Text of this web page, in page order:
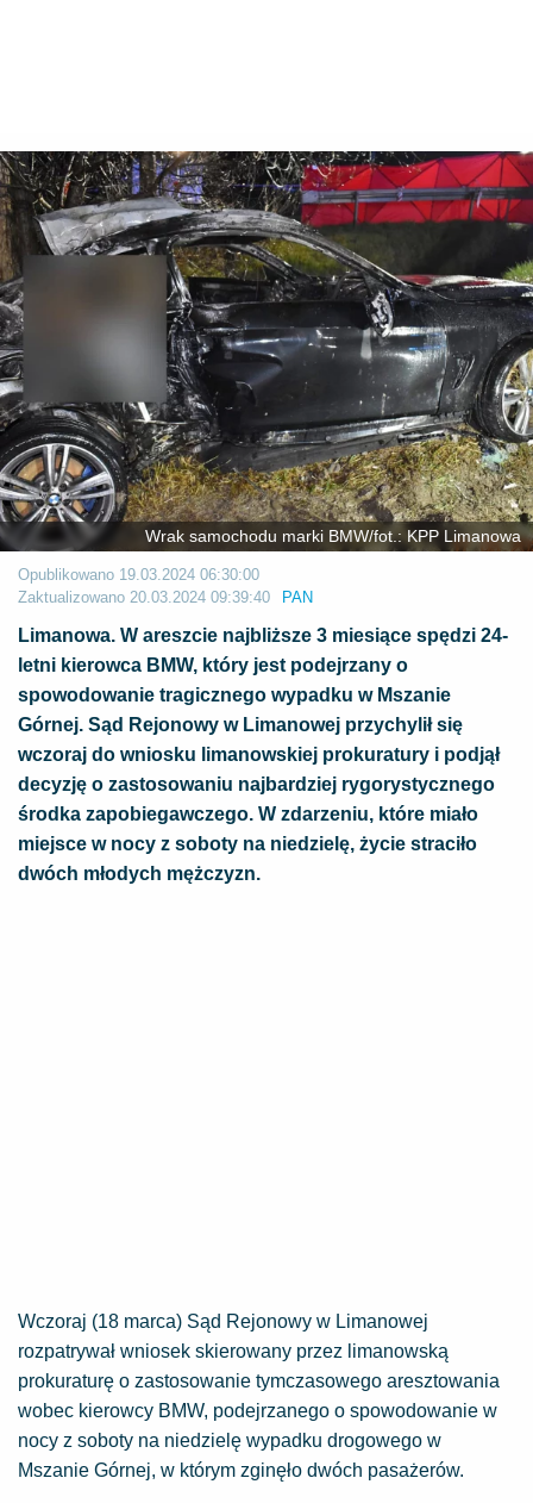
Wrak samochodu marki BMW/fot.: KPP Limanowa
Opublikowano 19.03.2024 06:30:00
Zaktualizowano 20.03.2024 09:39:40 PAN
Limanowa. W areszcie najbliższe 3 miesiące spędzi 24-
letni kierowca BMW, który jest podejrzany o
spowodowanie tragicznego wypadku w Mszanie
Górnej. Sąd Rejonowy w Limanowej przychylił się
wczoraj do wniosku limanowskiej prokuratury i podjął
decyzję o zastosowaniu najbardziej rygorystycznego
środka zapobiegawczego. W zdarzeniu, które miało
miejsce w nocy z soboty na niedzielę, życie straciło
dwóch młodych mężczyzn.
Wczoraj (18 marca) Sąd Rejonowy w Limanowej
rozpatrywał wniosek skierowany przez limanowską
prokuraturę o zastosowanie tymczasowego aresztowania
wobec kierowcy BMW, podejrzanego o spowodowanie w
nocy z soboty na niedzielę wypadku drogowego w
Mszanie Górnej, w którym zginęło dwóch pasażerów.